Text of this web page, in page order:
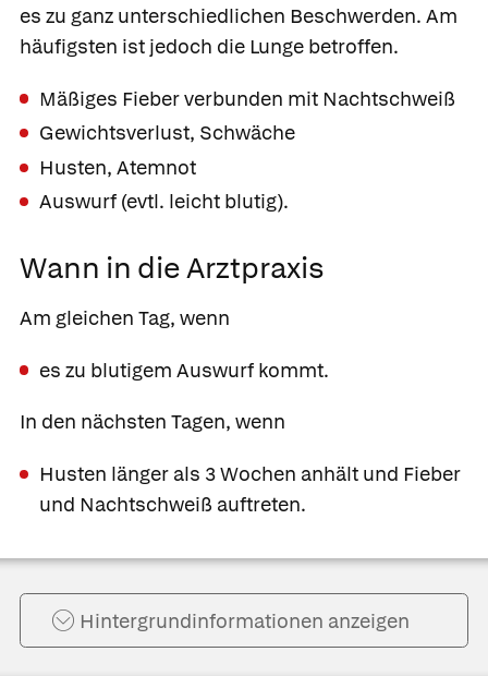
es zu ganz unterschiedlichen Beschwerden. Am
häufigsten ist jedoch die Lunge betroffen.
Mäßiges Fieber verbunden mit Nachtschweiß
Gewichtsverlust, Schwäche
Husten, Atemnot
Auswurf (evtl. leicht blutig).
Wann in die Arztpraxis
Am gleichen Tag, wenn
es zu blutigem Auswurf kommt.
In den nächsten Tagen, wenn
Husten länger als 3 Wochen anhält und Fieber
und Nachtschweiß auftreten.
Hintergrund­informationen anzeigen